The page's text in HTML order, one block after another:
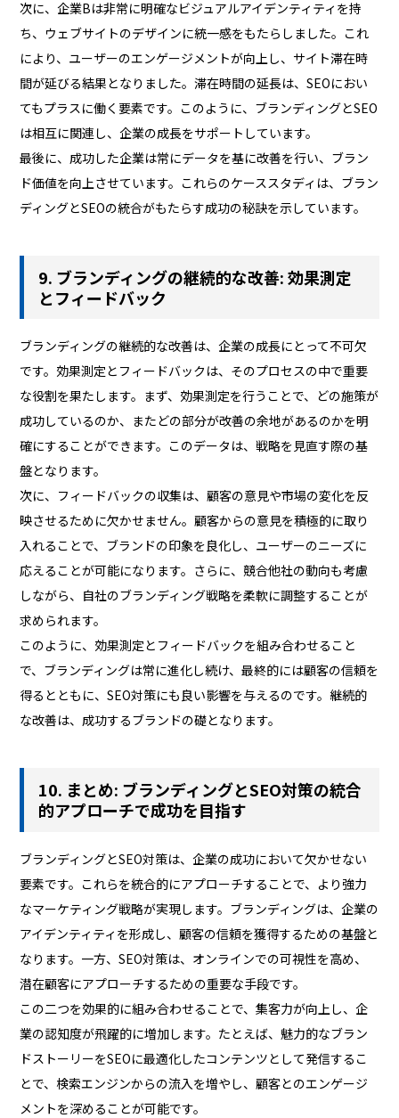
次に、企業Bは非常に明確なビジュアルアイデンティティを持
ち、ウェブサイトのデザインに統一感をもたらしました。これ
により、ユーザーのエンゲージメントが向上し、サイト滞在時
間が延びる結果となりました。滞在時間の延長は、SEOにおい
てもプラスに働く要素です。このように、ブランディングとSEO
は相互に関連し、企業の成長をサポートしています。
最後に、成功した企業は常にデータを基に改善を行い、ブラン
ド価値を向上させています。これらのケーススタディは、ブラン
ディングとSEOの統合がもたらす成功の秘訣を示しています。
9. ブランディングの継続的な改善: 効果測定
とフィードバック
ブランディングの継続的な改善は、企業の成長にとって不可欠
です。効果測定とフィードバックは、そのプロセスの中で重要
な役割を果たします。まず、効果測定を行うことで、どの施策が
成功しているのか、またどの部分が改善の余地があるのかを明
確にすることができます。このデータは、戦略を見直す際の基
盤となります。
次に、フィードバックの収集は、顧客の意見や市場の変化を反
映させるために欠かせません。顧客からの意見を積極的に取り
入れることで、ブランドの印象を良化し、ユーザーのニーズに
応えることが可能になります。さらに、競合他社の動向も考慮
しながら、自社のブランディング戦略を柔軟に調整することが
求められます。
このように、効果測定とフィードバックを組み合わせること
で、ブランディングは常に進化し続け、最終的には顧客の信頼を
得るとともに、SEO対策にも良い影響を与えるのです。継続的
な改善は、成功するブランドの礎となります。
10. まとめ: ブランディングとSEO対策の統合
的アプローチで成功を目指す
ブランディングとSEO対策は、企業の成功において欠かせない
要素です。これらを統合的にアプローチすることで、より強力
なマーケティング戦略が実現します。ブランディングは、企業の
アイデンティティを形成し、顧客の信頼を獲得するための基盤と
なります。一方、SEO対策は、オンラインでの可視性を高め、
潜在顧客にアプローチするための重要な手段です。
この二つを効果的に組み合わせることで、集客力が向上し、企
業の認知度が飛躍的に増加します。たとえば、魅力的なブラン
ドストーリーをSEOに最適化したコンテンツとして発信するこ
とで、検索エンジンからの流入を増やし、顧客とのエンゲージ
メントを深めることが可能です。